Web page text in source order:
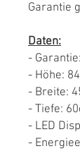
Garantie
Daten:
-
- Höhe:
- Breite:
- Tiefe:
- LED
-